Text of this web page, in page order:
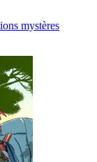
mystères